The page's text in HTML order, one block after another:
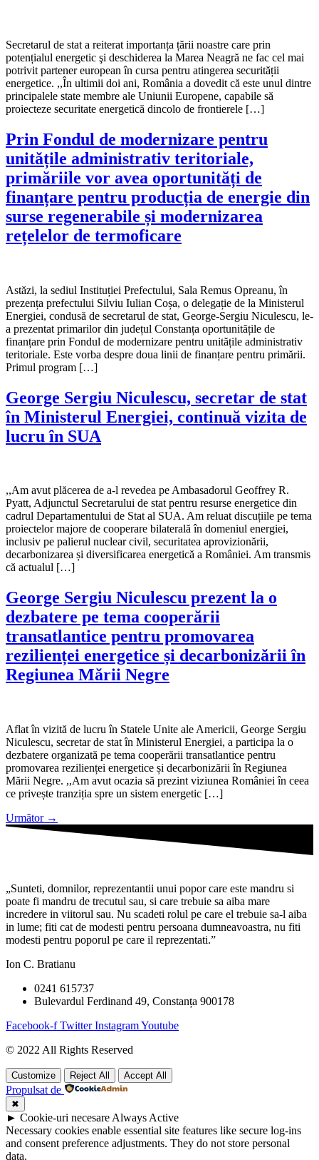
Secretarul de stat a reiterat importanța țării noastre care prin
potențialul energetic şi deschiderea la Marea Neagră ne fac cel mai
potrivit partener european în cursa pentru atingerea securității
energetice. ,,În ultimii doi ani, România a dovedit că este unul dintre
principalele state membre ale Uniunii Europene, capabile să
proiecteze securitate energetică dincolo de frontierele […]
Prin Fondul de modernizare pentru
unitățile administrativ teritoriale,
primăriile vor avea oportunități de
finanțare pentru producția de energie din
surse regenerabile și modernizarea
rețelelor de termoficare
Astăzi, la sediul Instituției Prefectului, Sala Remus Opreanu, în
prezența prefectului Silviu Iulian Coșa, o delegație de la Ministerul
Energiei, condusă de secretarul de stat, George-Sergiu Niculescu, le-
a prezentat primarilor din județul Constanța oportunitățile de
finanțare prin Fondul de modernizare pentru unitățile administrativ
teritoriale. Este vorba despre doua linii de finanțare pentru primării.
Primul program […]
George Sergiu Niculescu, secretar de stat
în Ministerul Energiei, continuă vizita de
lucru în SUA
,,Am avut plăcerea de a-l revedea pe Ambasadorul Geoffrey R.
Pyatt, Adjunctul Secretarului de stat pentru resurse energetice din
cadrul Departamentului de Stat al SUA. Am reluat discuțiile pe tema
proiectelor majore de cooperare bilaterală în domeniul energiei,
inclusiv pe palierul nuclear civil, securitatea aprovizionării,
decarbonizarea și diversificarea energetică a României. Am transmis
că actualul […]
George Sergiu Niculescu prezent la o
dezbatere pe tema cooperării
transatlantice pentru promovarea
rezilienței energetice și decarbonizării în
Regiunea Mării Negre
Aflat în vizită de lucru în Statele Unite ale Americii, George Sergiu
Niculescu, secretar de stat în Ministerul Energiei, a participa la o
dezbatere organizată pe tema cooperării transatlantice pentru
promovarea rezilienței energetice și decarbonizării în Regiunea
Mării Negre. ,,Am avut ocazia să prezint viziunea României în ceea
ce privește tranziția spre un sistem energetic […]
Următor →
„Sunteti, domnilor, reprezentantii unui popor care este mandru si
poate fi mandru de trecutul sau, si care trebuie sa aiba mare
incredere in viitorul sau. Nu scadeti rolul pe care el trebuie sa-l aiba
in lume; fiti cat de modesti pentru persoana dumneavoastra, nu fiti
modesti pentru poporul pe care il reprezentati.”
Ion C. Bratianu
0241 615737
Bulevardul Ferdinand 49, Constanța 900178
Facebook-f Twitter InstagramYoutube
© 2022 All Rights Reserved
Customize Reject All Accept All
Propulsat de
✖
► Cookie-uri necesareAlways Active
Necessary cookies enable essential site features like secure log-ins
and consent preference adjustments. They do not store personal
data.